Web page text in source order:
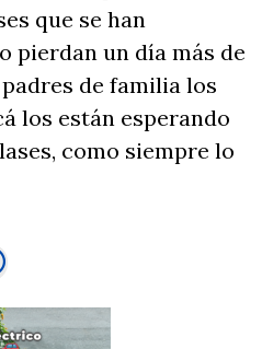
que se han
pierdan un día más de
de familia los
los están esperando
como siempre lo